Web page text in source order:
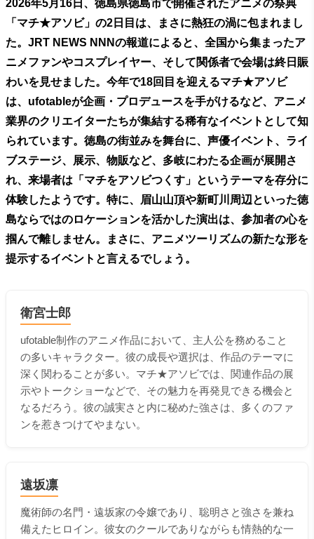
2026年5月16日、徳島県徳島市で開催されたアニメの祭典
「マチ★アソビ」の2日目は、まさに熱狂の渦に包まれまし
た。JRT NEWS NNNの報道によると、全国から集まったア
ニメファンやコスプレイヤー、そして関係者で会場は終日賑
わいを見せました。今年で18回目を迎えるマチ★アソビ
は、ufotableが企画・プロデュースを手がけるなど、アニメ
業界のクリエイターたちが集結する稀有なイベントとして知
られています。徳島の街並みを舞台に、声優イベント、ライ
ブステージ、展示、物販など、多岐にわたる企画が展開さ
れ、来場者は「マチをアソビつくす」というテーマを存分に
体験したようです。特に、眉山山頂や新町川周辺といった徳
島ならではのロケーションを活かした演出は、参加者の心を
掴んで離しません。まさに、アニメツーリズムの新たな形を
提示するイベントと言えるでしょう。
衛宮士郎
ufotable制作のアニメ作品において、主人公を務めること
の多いキャラクター。彼の成長や選択は、作品のテーマに
深く関わることが多い。マチ★アソビでは、関連作品の展
示やトークショーなどで、その魅力を再発見できる機会と
なるだろう。彼の誠実さと内に秘めた強さは、多くのファ
ンを惹きつけてやまない。
遠坂凛
魔術師の名門・遠坂家の令嬢であり、聡明さと強さを兼ね
備えたヒロイン。彼女のクールでありながらも情熱的な一